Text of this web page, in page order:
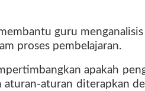
guru
proses pembelajaran.
apakah
aturan-aturan diterapkan